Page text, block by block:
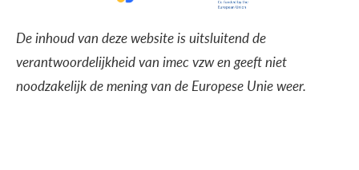
De inhoud van deze website is uitsluitend de
verantwoordelijkheid van imec vzw en geeft niet
noodzakelijk de mening van de Europese Unie weer.